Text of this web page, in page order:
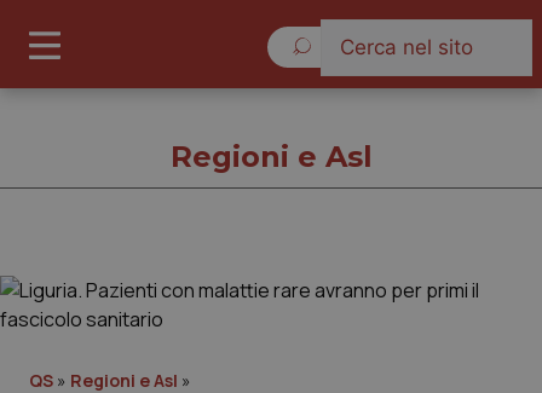
Regioni e Asl
QS » Regioni e Asl »